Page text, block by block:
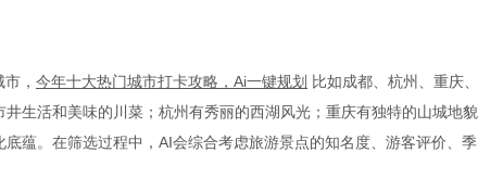
， 今年十大热门城市打卡攻略， Ai一键规划 比如成都、杭州、重庆、
生活和美味的川菜；杭州有秀丽的西湖风光；重庆有独特的山城地貌
蕴。在筛选过程中， AI会综合考虑旅游景点的知名度、游客评价、季